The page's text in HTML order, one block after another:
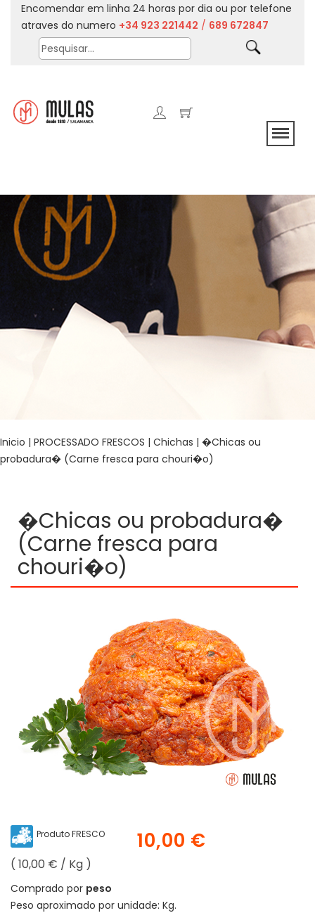
Encomendar em linha 24 horas por dia ou por telefone
atraves do numero +34 923 221442 / 689 672847
Inicio | PROCESSADO FRESCOS | Chichas | �Chicas ou
probadura� (Carne fresca para chouri�o)
�Chicas ou probadura�
(Carne fresca para
chouri�o)
Produto FRESCO 10,00 €
( 10,00 € / Kg )
Comprado por peso
Peso aproximado por unidade: Kg.